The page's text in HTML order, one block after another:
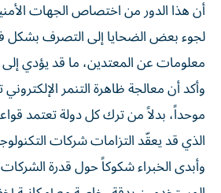
أن هذا الدور من اختصاص الجهات
لجوء بعض الضحايا إلى التصرف
معلومات عن المعتدين، ما قد يؤدي
وأكد أن معالجة ظاهرة التنمر
موحداً، بدلاً من ترك كل دولة تعتمد
الذي قد يعقّد التزامات شركات
وأبدى الخبراء شكوكاً حول قدرة